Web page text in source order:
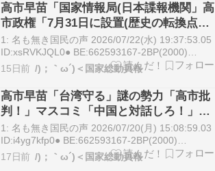
高市早苗「国家情報局(日本諜報機関」高
市政権「7月31日に設置(歴史の転換点」
日本「ｽﾊﾟｲ摘発強化！」謎の勢力「あ
っ！(詰む」フィリピン「日本絶賛！(中
国批判」→
1: 名も無き国民の声 2026/07/22(水) 19:37:53.05
ID:xsRVKJQL0● BE:662593167-2BP(2000)
https://hayabusa3.2ch.sc/test/read.cgi/news/
名も無き国民…
15日前 /)；｀ω´)＜国家総動員報
高市早苗「台湾守る」謎の勢力「高市批
判！」マスコミ「中国と対話しろ！」中
国「実弾演習！(大問題」中国軍「日本の
EEZ内で実弾発射」マスコミ「沈黙(批判
なし」→
1: 名も無き国民の声 2026/07/20(月) 15:08:59.03
ID:i4yg7kfp0● BE:662593167-2BP(2000)
https://hayabusa3.2ch.sc/test/read.cgi/news/
名も無き国民…
17日前 /)；｀ω´)＜国家総動員報